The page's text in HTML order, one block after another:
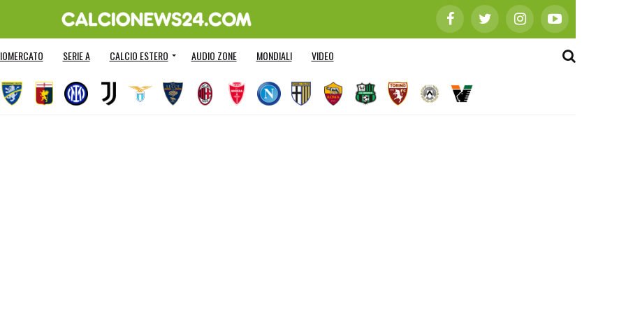
SERIE A CALCIO ESTERO AUDIO ZONE MONDIALI VIDEO